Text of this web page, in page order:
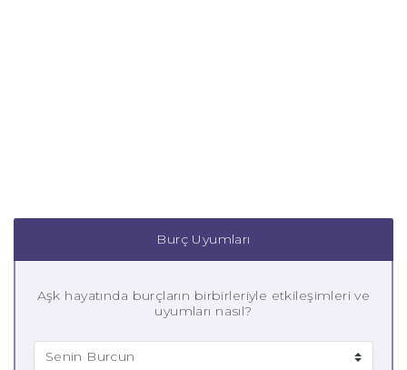
Burç Uyumları
Aşk hayatında burçların birbirleriyle etkileşimleri ve
uyumları nasıl?